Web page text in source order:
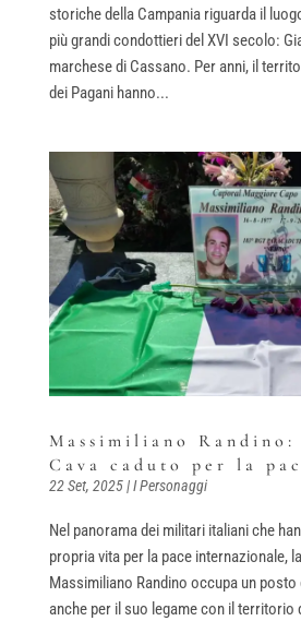
storiche della Campania riguarda il
più grandi condottieri del XVI secolo:
marchese di Cassano. Per anni, il
dei Pagani hanno...
Massimiliano
Cava caduto per la
22 Set, 2025|I Personaggi
Nel panorama dei militari italiani che
propria vita per la pace internazionale,
Massimiliano Randino occupa un
anche per il suo legame con il territorio